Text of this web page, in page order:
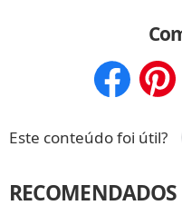
Este conteúdo foi útil?
RECOMENDADOS